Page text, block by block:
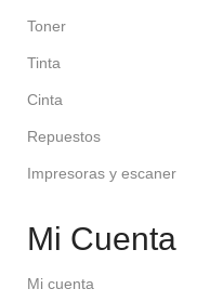
Toner
Tinta
Cinta
Repuestos
Impresoras y escaner
Mi Cuenta
Mi cuenta